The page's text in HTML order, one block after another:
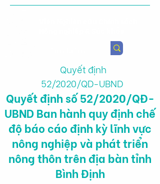
Quyết định
52/2020/QD-UBND
Quyết định số 52/2020/QĐ-
UBND Ban hành quy định chế
độ báo cáo định kỳ lĩnh vực
nông nghiệp và phát triển
nông thôn trên địa bàn tỉnh
Bình Định